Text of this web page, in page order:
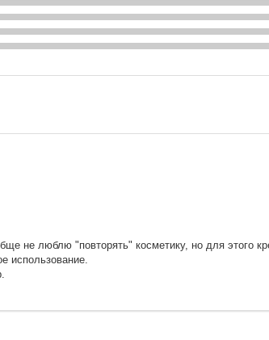
не люблю "повторять" косметику, но для
использование.